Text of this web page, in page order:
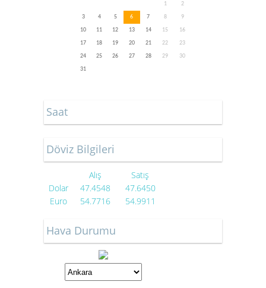
1
2
3
4 5 6 7 8
9
10
11 12 13 14 15
16
17
18 19 20 21 22
23
24
25 26 27 28 29
30
31
Saat
Döviz Bilgileri
Alış
Satış
Dolar
47.4548
47.6450
Euro
54.7716 54.9911
Hava Durumu